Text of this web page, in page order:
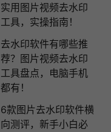
实用图片视频去水印
工具，实操指南！
去水印软件有哪些推
荐？图片视频去水印
工具盘点，电脑手机
都有！
6款图片去水印软件横
向测评，新手小白必